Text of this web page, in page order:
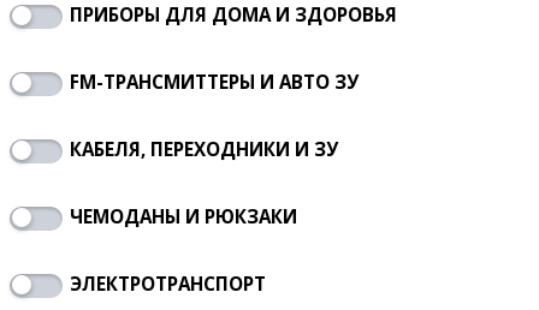
ПРИБОРЫ ДЛЯ ДОМА И ЗДОРОВЬЯ
FM-ТРАНСМИТТЕРЫ И АВТО ЗУ
КАБЕЛЯ, ПЕРЕХОДНИКИ И ЗУ
ЧЕМОДАНЫ И РЮКЗАКИ
ЭЛЕКТРОТРАНСПОРТ